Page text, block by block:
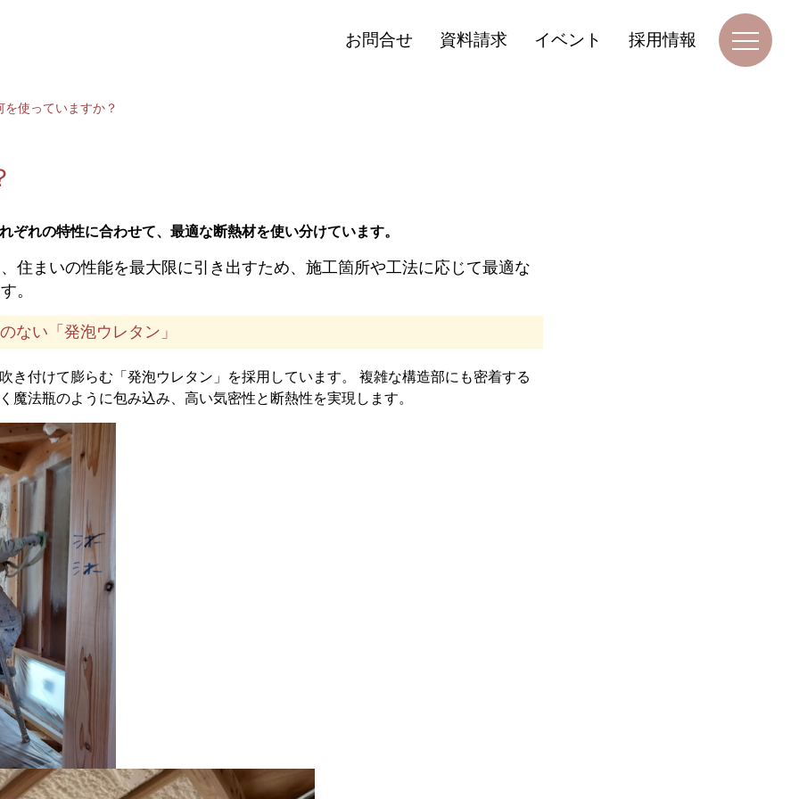
お問合せ 資料請求 イベント 採用情報
を使っていますか？
ぞれの特性に合わせて、最適な断熱材を使い分けています。
住まいの性能を最大限に引き出すため、施工箇所や工法に応じて最適な
。
ない「発泡ウレタン」
き付けて膨らむ「発泡ウレタン」を採用しています。 複雑な構造部にも密着する
魔法瓶のように包み込み、高い気密性と断熱性を実現します。